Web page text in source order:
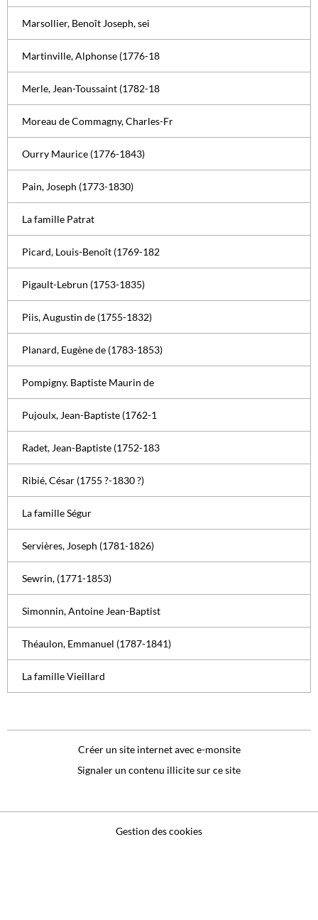
Marsollier, Benoît Joseph, sei
Martinville, Alphonse (1776-18
Merle, Jean-Toussaint (1782-18
Moreau de Commagny, Charles-Fr
Ourry Maurice (1776-1843)
Pain, Joseph (1773-1830)
La famille Patrat
Picard, Louis-Benoît (1769-182
Pigault-Lebrun (1753-1835)
Piis, Augustin de (1755-1832)
Planard, Eugène de (1783-1853)
Pompigny. Baptiste Maurin de
Pujoulx, Jean-Baptiste (1762-1
Radet, Jean-Baptiste (1752-183
Ribié, César (1755 ?-1830 ?)
La famille Ségur
Servières, Joseph (1781-1826)
Sewrin, (1771-1853)
Simonnin, Antoine Jean-Baptist
Théaulon, Emmanuel (1787-1841)
La famille Vieillard
Créer un site internet avec e-monsite
Signaler un contenu illicite sur ce site
Gestion des cookies